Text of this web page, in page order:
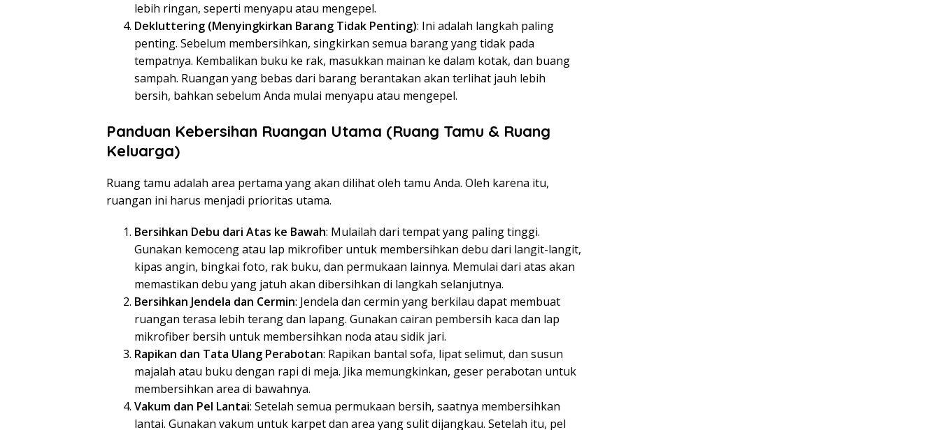
lebih ringan, seperti menyapu atau mengepel.
Dekluttering (Menyingkirkan Barang Tidak Penting): Ini adalah langkah paling
penting. Sebelum membersihkan, singkirkan semua barang yang tidak pada
tempatnya. Kembalikan buku ke rak, masukkan mainan ke dalam kotak, dan buang
sampah. Ruangan yang bebas dari barang berantakan akan terlihat jauh lebih
bersih, bahkan sebelum Anda mulai menyapu atau mengepel.
Panduan Kebersihan Ruangan Utama (Ruang Tamu & Ruang
Keluarga)
Ruang tamu adalah area pertama yang akan dilihat oleh tamu Anda. Oleh karena itu,
ruangan ini harus menjadi prioritas utama.
Bersihkan Debu dari Atas ke Bawah: Mulailah dari tempat yang paling tinggi.
Gunakan kemoceng atau lap mikrofiber untuk membersihkan debu dari langit-langit,
kipas angin, bingkai foto, rak buku, dan permukaan lainnya. Memulai dari atas akan
memastikan debu yang jatuh akan dibersihkan di langkah selanjutnya.
Bersihkan Jendela dan Cermin: Jendela dan cermin yang berkilau dapat membuat
ruangan terasa lebih terang dan lapang. Gunakan cairan pembersih kaca dan lap
mikrofiber bersih untuk membersihkan noda atau sidik jari.
Rapikan dan Tata Ulang Perabotan: Rapikan bantal sofa, lipat selimut, dan susun
majalah atau buku dengan rapi di meja. Jika memungkinkan, geser perabotan untuk
membersihkan area di bawahnya.
Vakum dan Pel Lantai: Setelah semua permukaan bersih, saatnya membersihkan
lantai. Gunakan vakum untuk karpet dan area yang sulit dijangkau. Setelah itu, pel